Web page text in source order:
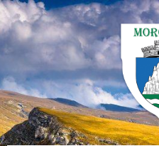
Sari
la
conținut
Salt
la
bara
laterală
stângă
Salt
la
bara
laterală
dreaptă
Salt
la
subsol